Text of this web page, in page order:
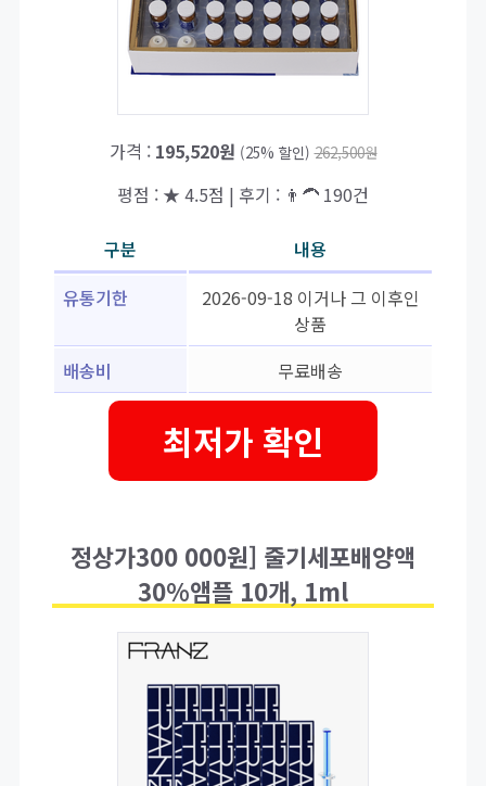
가격 : 195,520원 (25% 할인) 262,500원
평점 : ★ 4.5점 | 후기 : 👨‍🦱 190건
구분
내용
유통기한
2026-09-18 이거나 그 이후인
상품
배송비
무료배송
최저가 확인
정상가300 000원] 줄기세포배양액
30%앰플 10개, 1ml